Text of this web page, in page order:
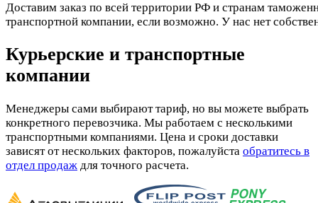
Доставим заказ по всей территории РФ и странам
транспортной компании, если возможно. У нас нет
Курьерские и транспортные
компании
Менеджеры сами выбирают тариф, но вы можете выбрать
конкретного перевозчика. Мы работаем с несколькими
транспортными компаниями. Цена и сроки доставки
зависят от нескольких факторов, пожалуйста обратитесь в
отдел продаж для точного расчета.